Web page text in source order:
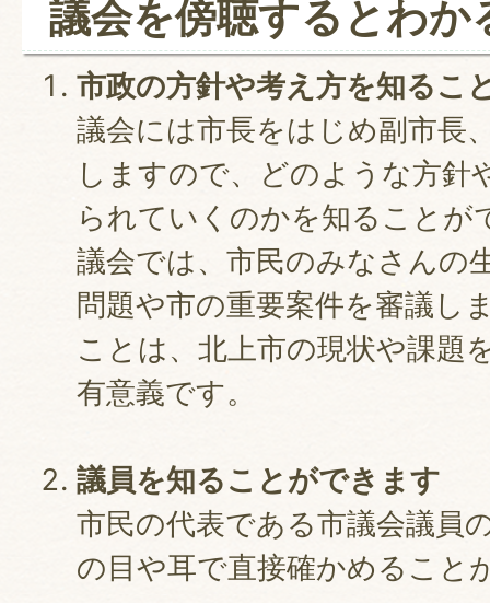
議会を傍聴するとわか
市政の方針や考え方を知るこ
議会には市長をはじめ副市長
しますので、どのような方針
られていくのかを知ることが
議会では、市民のみなさんの
問題や市の重要案件を審議し
ことは、北上市の現状や課題
有意義です。
議員を知ることができます
市民の代表である市議会議員
の目や耳で直接確かめること